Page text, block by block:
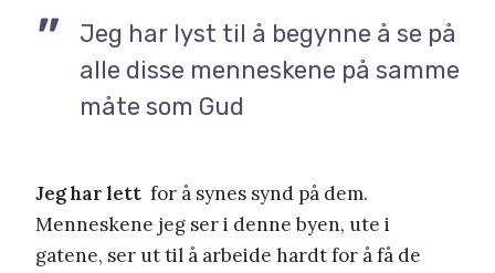
Jeg har lyst til å begynne å se på
alle disse menneskene på samme
måte som Gud
Jeg har lett for å synes synd på dem.
Menneskene jeg ser i denne byen, ute i
gatene, ser ut til å arbeide hardt for å få de